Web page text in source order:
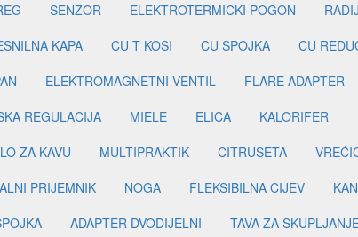
SENZOR ELEKTROTERMIČKI POGON
KAPA
CU T KOSI CU SPOJKA CU
ELEKTROMAGNETNI VENTIL FLARE ADAPTER
REGULACIJA
MIELE ELICA KALORIFER
ZA KAVU
MULTIPRAKTIK CITRUSETA
PRIJEMNIK
NOGA FLEKSIBILNA CIJEV
ADAPTER DVODIJELNI TAVA ZA